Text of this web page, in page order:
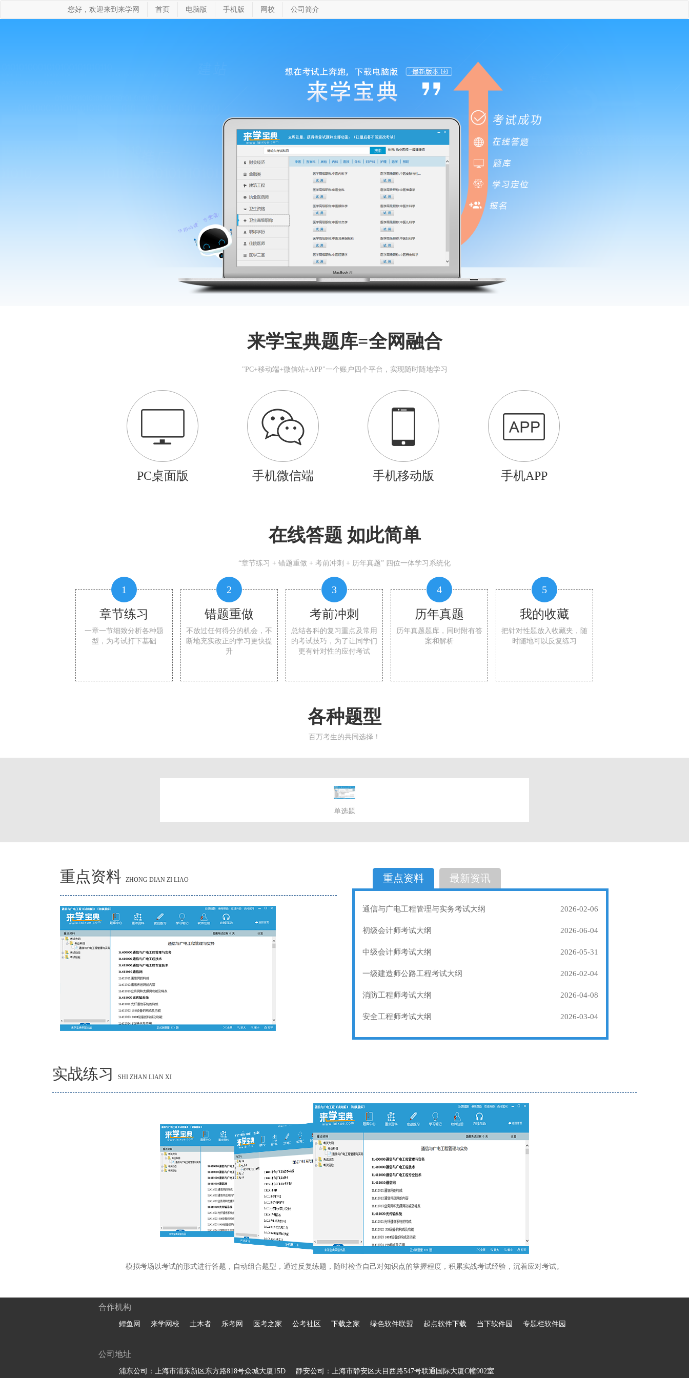
您好，欢迎来到来学网 首页 电脑版 手机版 网校 公司简介
来学宝典题库=全网融合
"PC+移动端+微信站+APP"一个账户四个平台，实现随时随地学习
PC桌面版 手机微信端 手机移动版 手机APP
在线答题 如此简单
“章节练习 + 错题重做 + 考前冲刺 + 历年真题” 四位一体学习系统化
1
章节练习
一章一节细致分析各种题
型，为考试打下基础
2
错题重做
不放过任何得分的机会，不
断地充实改正的学习更快提
升
3
考前冲刺
总结各科的复习重点及常用
的考试技巧，为了让同学们
更有针对性的应付考试
4
历年真题
历年真题题库，同时附有答
案和解析
5
我的收藏
把针对性题放入收藏夹，随
时随地可以反复练习
各种题型
百万考生的共同选择！
单选题
选择题
重点资料 ZHONG DIAN ZI LIAO 重点资料 最新资讯
通信与广电工程管理与实务考试大纲 2026-02-06
初级会计师考试大纲 2026-06-04
中级会计师考试大纲 2026-05-31
一级建造师公路工程考试大纲 2026-02-04
消防工程师考试大纲 2026-04-08
安全工程师考试大纲 2026-03-04
实战练习 SHI ZHAN LIAN XI
模拟考场以考试的形式进行答题，自动组合题型，通过反复练题，随时检查自己对知识点的掌握程度，积累实战考试经验，沉着应对考试。
合作机构
鲤鱼网 来学网校 土木者 乐考网 医考之家 公考社区 下载之家 绿色软件联盟 起点软件下载 当下软件园 专题栏软件园
公司地址
浦东公司：上海市浦东新区东方路818号众城大厦15D 静安公司：上海市静安区天目西路547号联通国际大厦C幢902室